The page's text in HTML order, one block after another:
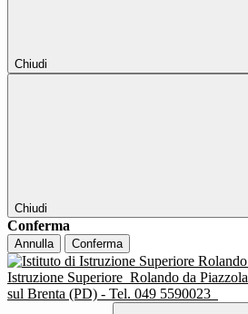
Chiudi
Chiudi
Conferma
Annulla Conferma
Istruzione Superiore Rolando da Piazzola
sul Brenta (PD) - Tel. 049 5590023